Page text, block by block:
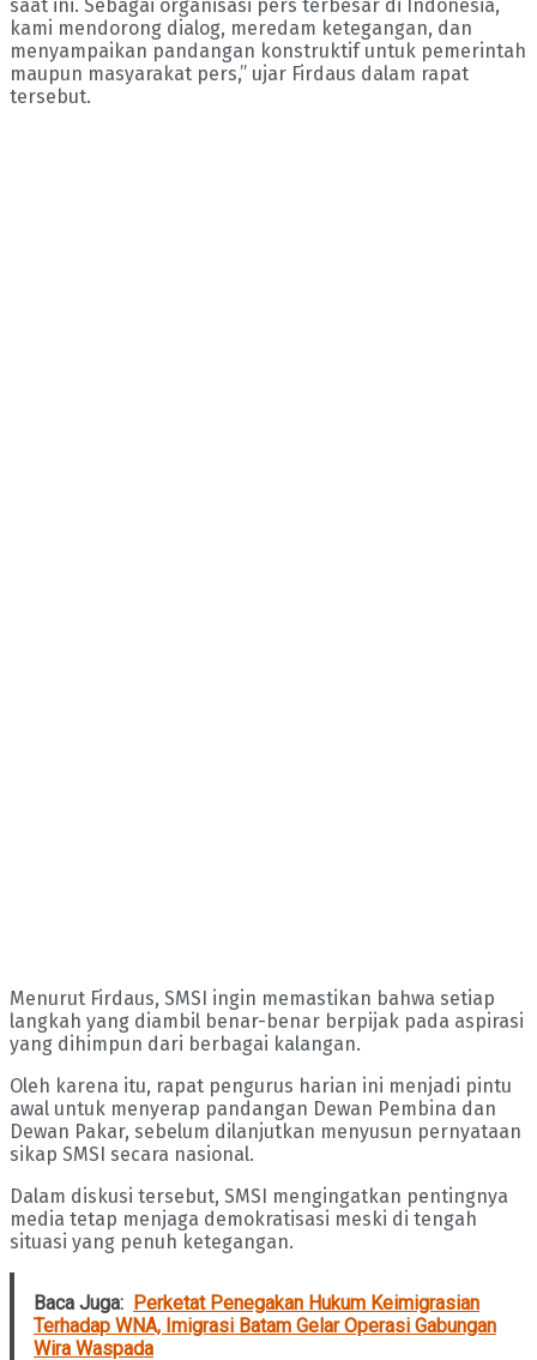
saat ini. Sebagai organisasi pers terbesar di Indonesia,
kami mendorong dialog, meredam ketegangan, dan
menyampaikan pandangan konstruktif untuk pemerintah
maupun masyarakat pers,” ujar Firdaus dalam rapat
tersebut.
Menurut Firdaus, SMSI ingin memastikan bahwa setiap
langkah yang diambil benar-benar berpijak pada aspirasi
yang dihimpun dari berbagai kalangan.
Oleh karena itu, rapat pengurus harian ini menjadi pintu
awal untuk menyerap pandangan Dewan Pembina dan
Dewan Pakar, sebelum dilanjutkan menyusun pernyataan
sikap SMSI secara nasional.
Dalam diskusi tersebut, SMSI mengingatkan pentingnya
media tetap menjaga demokratisasi meski di tengah
situasi yang penuh ketegangan.
Baca Juga: Perketat Penegakan Hukum Keimigrasian
Terhadap WNA, Imigrasi Batam Gelar Operasi Gabungan
Wira Waspada